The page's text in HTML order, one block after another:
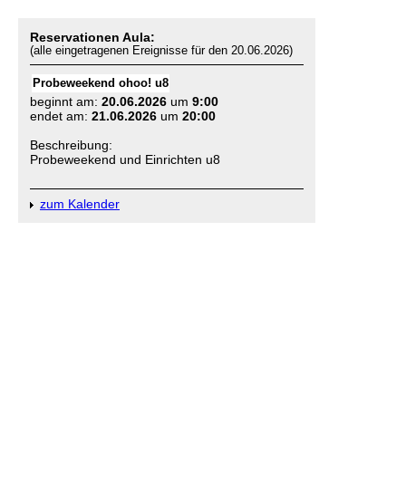
Reservationen Aula:
(alle eingetragenen Ereignisse für den 20.06.2026)
Probeweekend ohoo! u8
beginnt am: 20.06.2026 um 9:00
endet am: 21.06.2026 um 20:00
Beschreibung:
Probeweekend und Einrichten u8
zum Kalender